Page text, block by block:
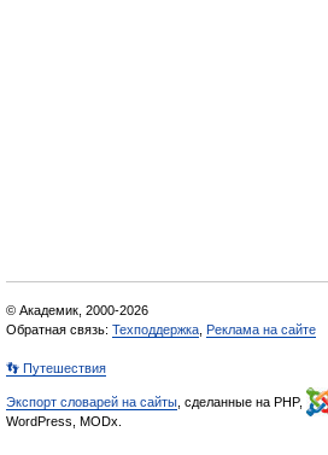
© Академик, 2000-2026
Обратная связь: Техподдержка Реклама на сайте
👣 Путешествия
Экспорт словарей на сайты , сделанные на PHP,
WordPress, MODx.